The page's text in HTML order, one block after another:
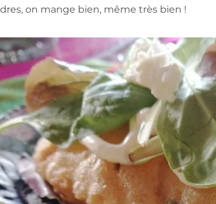
on mange bien, même très bien !